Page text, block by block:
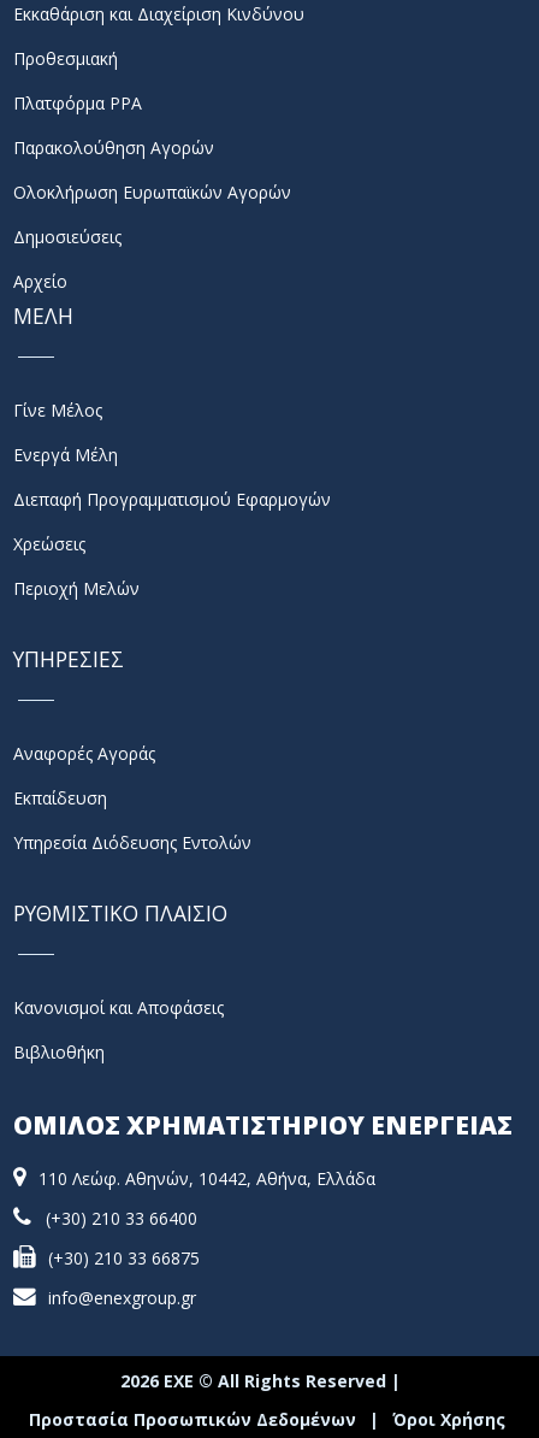
Εκκαθάριση και Διαχείριση Κινδύνου
Προθεσμιακή
Πλατφόρμα PPA
Παρακολούθηση Αγορών
Ολοκλήρωση Ευρωπαϊκών Αγορών
Δημοσιεύσεις
Αρχείο
ΜΕΛΗ
Γίνε Μέλος
Ενεργά Μέλη
Διεπαφή Προγραμματισμού Εφαρμογών
Χρεώσεις
Περιοχή Μελών
ΥΠΗΡΕΣΙΕΣ
Αναφορές Αγοράς
Εκπαίδευση
Υπηρεσία Διόδευσης Εντολών
ΡΥΘΜΙΣΤΙΚΟ ΠΛΑΙΣΙΟ
Κανονισμοί και Αποφάσεις
Βιβλιοθήκη
ΟΜΙΛΟΣ ΧΡΗΜΑΤΙΣΤΗΡΙΟΥ ΕΝΕΡΓΕΙΑΣ
110 Λεώφ. Αθηνών, 10442, Αθήνα, Ελλάδα
(+30) 210 33 66400
(+30) 210 33 66875
info@enexgroup.gr
2026 ΕΧΕ © All Rights Reserved |
Προστασία Προσωπικών Δεδομένων
| Όροι Χρήσης